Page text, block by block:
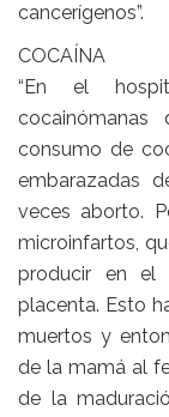
cancerígenos”.
COCAÍNA
“En el
consumo de
embarazadas
veces aborto.
microinfartos,
producir en el
placenta. Esto
muertos y
de la mamá al
de la